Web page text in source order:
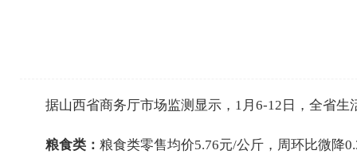
据山西省商务厅市场监测显示， 1月6-12日 ，全省生
粮食类： 粮食类零售均价5.76元/公斤，周环比微降